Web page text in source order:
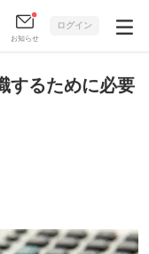
お知らせ
ログイン
するために必要